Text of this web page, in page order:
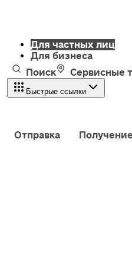
Для частных лиц
Для бизнеса
Поиск
Сервисные
Быстрые ссылки
Отправка Получение